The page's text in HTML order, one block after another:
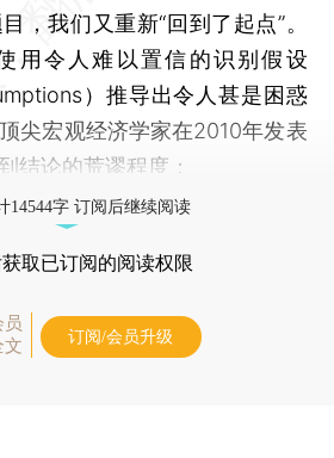
，我们又重新“回到了起点”。
用令人难以置信的识别假设
）推导出令人甚是困惑
尖宏观经济学家在2010年发表
结论的荒谬程度：
14544字 订阅后继续阅读
获取已订阅的阅读权限
员
文
订阅/会员升级